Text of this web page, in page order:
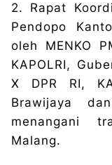
2. Rapat
Pendopo
oleh MENKO
KAPOLRI,
X DPR RI,
Brawijaya
menangani
Malang.